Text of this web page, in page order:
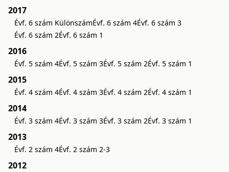
2017
Évf. 6 szám KülönszámÉvf. 6 szám 4Évf. 6 szám 3
Évf. 6 szám 2Évf. 6 szám 1
2016
Évf. 5 szám 4Évf. 5 szám 3Évf. 5 szám 2Évf. 5 szám 1
2015
Évf. 4 szám 4Évf. 4 szám 3Évf. 4 szám 2Évf. 4 szám 1
2014
Évf. 3 szám 4Évf. 3 szám 3Évf. 3 szám 2Évf. 3 szám 1
2013
Évf. 2 szám 4Évf. 2 szám 2-3
2012